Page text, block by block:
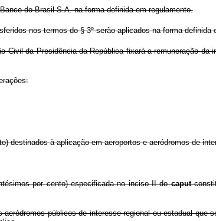
do Brasil S.A. na forma definida em regulamento.
nos termos do § 3º serão aplicados na forma definida
Civil da Presidência da República fixará a remuneração
destinados à aplicação em aeroportos e aeródromos de
por cento) especificada no inciso II docaput
públicos de interesse regional ou estadual que